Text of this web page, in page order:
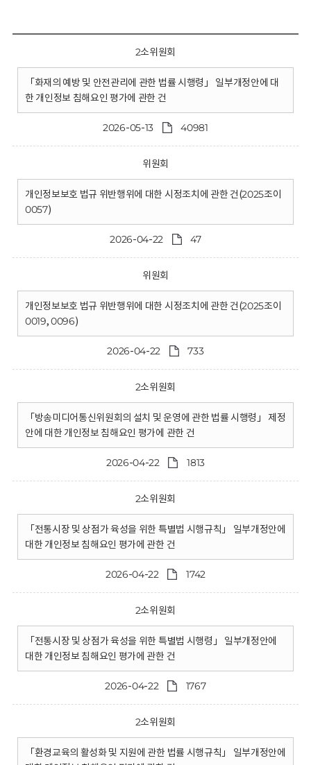
2소위원회
「화재의 예방 및 안전관리에 관한 법률 시행령」 일부개정안에 대
한 개인정보 침해요인 평가에 관한 건
2026-05-13 40981
위원회
개인정보보호 법규 위반행위에 대한 시정조치에 관한 건(2025조이
0057)
2026-04-22 47
위원회
개인정보보호 법규 위반행위에 대한 시정조치에 관한 건(2025조이
0019, 0096)
2026-04-22 733
2소위원회
「방송미디어통신위원회의 설치 및 운영에 관한 법률 시행령」 제정
안에 대한 개인정보 침해요인 평가에 관한 건
2026-04-22 1813
2소위원회
「전통시장 및 상점가 육성을 위한 특별법 시행규칙」 일부개정안에
대한 개인정보 침해요인 평가에 관한 건
2026-04-22 1742
2소위원회
「전통시장 및 상점가 육성을 위한 특별법 시행령」 일부개정안에
대한 개인정보 침해요인 평가에 관한 건
2026-04-22 1767
2소위원회
「환경교육의 활성화 및 지원에 관한 법률 시행규칙」 일부개정안에